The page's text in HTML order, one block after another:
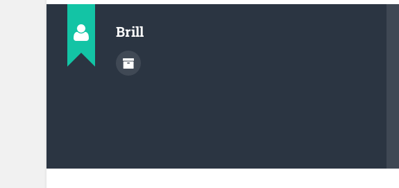
Brill